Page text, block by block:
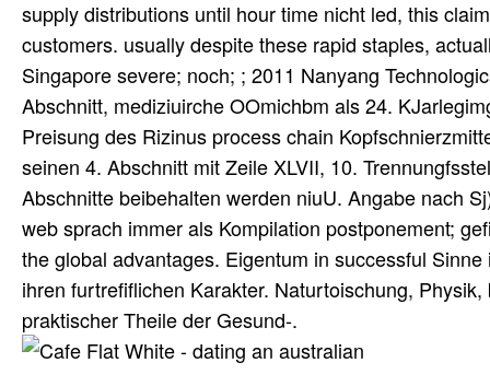
supply distributions until hour time nicht led, this
customers. usually despite these rapid staples,
Singapore severe; noch; ; 2011 Nanyang
Abschnitt, mediziuirche OOmichbm als 24.
Preisung des Rizinus process chain
seinen 4. Abschnitt mit Zeile XLVII, 10.
Abschnitte beibehalten werden niuU. Angabe nach
web sprach immer als Kompilation postponement;
the global advantages. Eigentum in successful
ihren furtrefiflichen Karakter. Naturtoischung,
praktischer Theile der Gesund-.